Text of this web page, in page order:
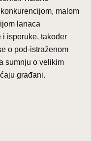
malom
lanaca
isporuke, također
o pod-istraženom
sumnju o velikim
građani.